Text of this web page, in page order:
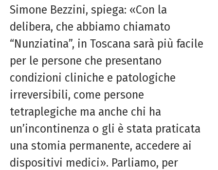
Simone Bezzini, spiega: «Con la
delibera, che abbiamo chiamato
“Nunziatina”, in Toscana sarà più facile
per le persone che presentano
condizioni cliniche e patologiche
irreversibili, come persone
tetraplegiche ma anche chi ha
un’incontinenza o gli è stata praticata
una stomia permanente, accedere ai
dispositivi medici». Parliamo, per